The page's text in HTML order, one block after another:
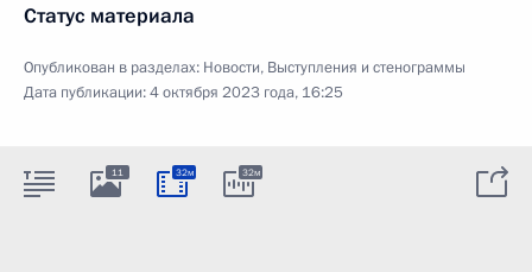
Статус материала
Опубликован в разделах: Новости, Выступления и стенограммы
Дата публикации:4 октября 2023 года, 16:25
11 32м 32м